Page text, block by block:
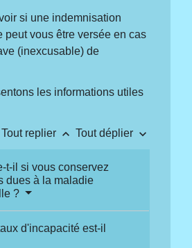
si une indemnisation
peut vous être versée en cas
(inexcusable) de
les informations utiles
Tout replier keyboard_arrow_up Tout déplier keyboard_arrow_down
t-il si vous conservez
dues à la maladie
?
d'incapacité est-il